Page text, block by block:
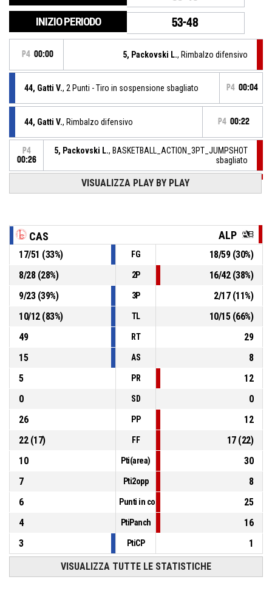
INIZIO PERIODO 53-48
P4 00:00 5, Packovski L., Rimbalzo difensivo
44, Gatti V., 2 Punti - Tiro in sospensione sbagliato P4 00:04
44, Gatti V., Rimbalzo difensivo P4 00:22
P4
00:26
5, Packovski L., BASKETBALL_ACTION_3PT_JUMPSHOT
sbagliato
17, Vitari A., Rimbalzo difensivo
8, Rulli G., 2 Punti - Tiro in sospensione sbagliato
P4
01:04
53-48
5, Packovski L.
, 2 Punti - Tiro in sospensione
realizzato
P4 01:09 18, Mancinelli E. , Palla recuperata
VISUALIZZA PLAY BY PLAY
CAS ALP
17/51 (33%) FG 18/59(30%)
8/28(28%) 2P 16/42(38%)
9/23(39%) 3P 2/17(11%)
10/12(83%) TL 10/15(66%)
49
RT
29
15
AS
8
5
PR
12
0
SD
0
26
PP
12
22(17) FF 17(22)
10
Pti(area)
30
7
Pti2opp
8
6
Punti in contropiede
25
4
PtiPanch
16
3
PtiCP 1
VISUALIZZA TUTTE LE STATISTICHE